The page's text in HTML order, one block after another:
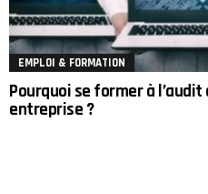
EMPLOI & FORMATION
Pourquoi se former à
entreprise ?